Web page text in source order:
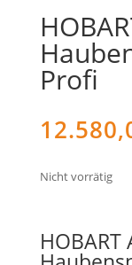
Profi
Nicht vorrätig
HOBART